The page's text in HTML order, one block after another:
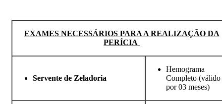
EXAMES NECESSÁRIOS PARA A REALIZAÇÃO DA
PERÍCIA
Servente de Zeladoria
Hemograma
Completo (válido
por 03 meses)